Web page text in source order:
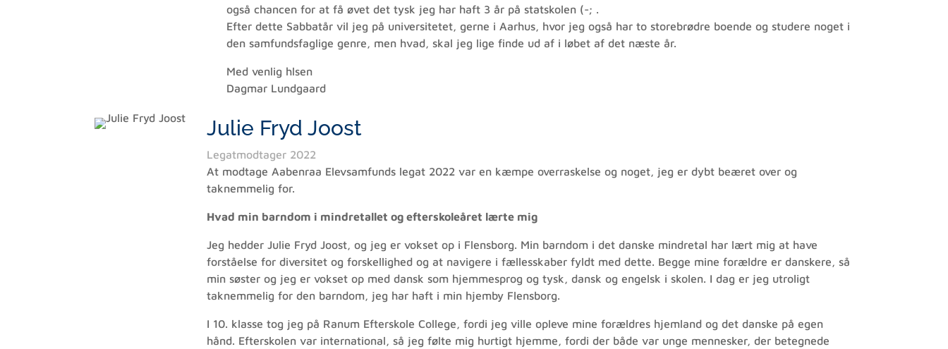
også chancen for at få øvet det tysk jeg har haft 3 år på statskolen (-; .
Efter dette Sabbatår vil jeg på universitetet, gerne i Aarhus, hvor jeg også har to storebrødre boende og studere noget i
den samfundsfaglige genre, men hvad, skal jeg lige finde ud af i løbet af det næste år.
Med venlig hlsen
Dagmar Lundgaard
Julie Fryd Joost
Legatmodtager 2022
At modtage Aabenraa Elevsamfunds legat 2022 var en kæmpe overraskelse og noget, jeg er dybt beæret over og
taknemmelig for.
Hvad min barndom i mindretallet og efterskoleåret lærte mig
Jeg hedder Julie Fryd Joost, og jeg er vokset op i Flensborg. Min barndom i det danske mindretal har lært mig at have
forståelse for diversitet og forskellighed og at navigere i fællesskaber fyldt med dette. Begge mine forældre er danskere, så
min søster og jeg er vokset op med dansk som hjemmesprog og tysk, dansk og engelsk i skolen. I dag er jeg utroligt
taknemmelig for den barndom, jeg har haft i min hjemby Flensborg.
I 10. klasse tog jeg på Ranum Efterskole College, fordi jeg ville opleve mine forældres hjemland og det danske på egen
hånd. Efterskolen var international, så jeg følte mig hurtigt hjemme, fordi der både var unge mennesker, der betegnede